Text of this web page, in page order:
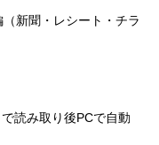
新聞・レシート・チラ
読み取り後PCで自動